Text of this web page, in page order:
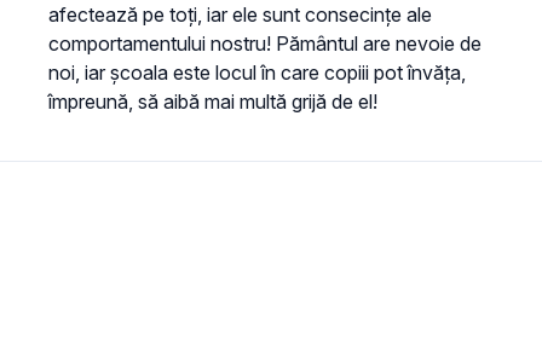
afectează pe toți, iar ele sunt consecințe ale
comportamentului nostru! Pământul are nevoie de
noi, iar școala este locul în care copiii pot învăța,
împreună, să aibă mai multă grijă de el!